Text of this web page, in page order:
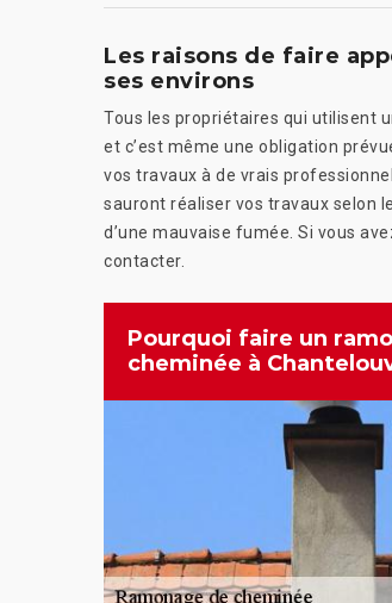
Les raisons de faire
ses environs
Tous les propriétaires qui utilisent
et c’est même une obligation
vos travaux à de vrais
sauront réaliser vos travaux selon
d’une mauvaise fumée. Si vous
contacter.
Pourquoi faire un
cheminée à